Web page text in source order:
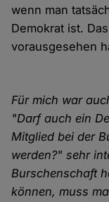
wenn man
Demokrat ist.
vorausgesehen
Für mich war
"Darf auch ein
Mitglied bei der
werden?" sehr
Burschenschaft
können, muss